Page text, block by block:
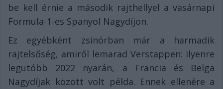
be kell érnie a második rajthellyel a vasárnapi
Formula-1-es Spanyol Nagydíjon.
Ez egyébként zsinórban már a harmadik
rajtelsőség, amiről lemarad Verstappen: ilyenre
legutóbb 2022 nyarán, a Francia és Belga
Nagydíjak között volt példa. Ennek ellenére a